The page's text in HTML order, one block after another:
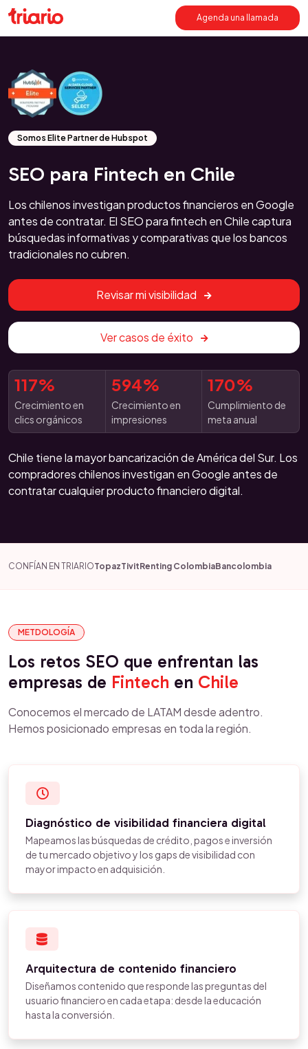
Agenda una llamada
Somos Elite Partner de Hubspot
SEO para Fintech en Chile
Los chilenos investigan productos financieros en Google
antes de contratar. El SEO para fintech en Chile captura
búsquedas informativas y comparativas que los bancos
tradicionales no cubren.
Revisar mi visibilidad
Ver casos de éxito
117%
Crecimiento en
clics orgánicos
594%
Crecimiento en
impresiones
170%
Cumplimiento de
meta anual
Chile tiene la mayor bancarización de América del Sur. Los
compradores chilenos investigan en Google antes de
contratar cualquier producto financiero digital.
CONFÍAN EN TRIARIOTopazTivitRenting ColombiaBancolombia
METDOLOGÍA
Los retos SEO que enfrentan las
empresas de Fintech en Chile
Conocemos el mercado de LATAM desde adentro.
Hemos posicionado empresas en toda la región.
Diagnóstico de visibilidad financiera digital
Mapeamos las búsquedas de crédito, pagos e inversión
de tu mercado objetivo y los gaps de visibilidad con
mayor impacto en adquisición.
Arquitectura de contenido financiero
Diseñamos contenido que responde las preguntas del
usuario financiero en cada etapa: desde la educación
hasta la conversión.